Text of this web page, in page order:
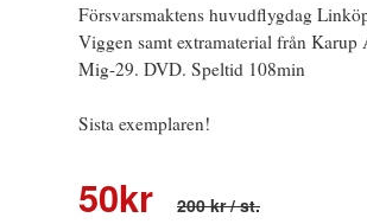
Försvarsmaktens huvudflygdag
Viggen samt extramaterial från
Mig-29. DVD. Speltid 108min
Sista exemplaren!
50kr 200 kr/ st.